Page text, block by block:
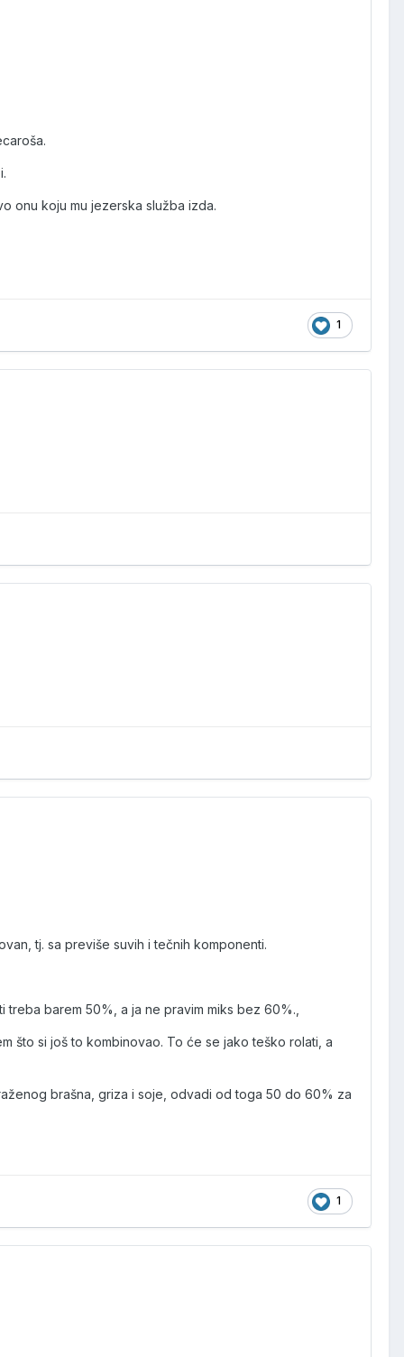
onu koju mu jezerska služba izda.
1
tj. sa previše suvih i tečnih komponenti.
barem 50%, a ja ne pravim miks bez 60%.,
što si još to kombinovao. To će se jako teško rolati, a
brašna, griza i soje, odvadi od toga 50 do 60% za
1